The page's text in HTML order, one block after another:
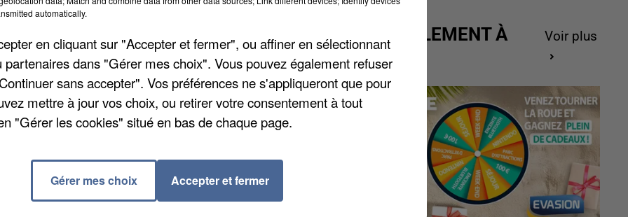
spéciale » (ou ZPS). Ces dernières visent à
sauvages. Elles servent aussi d'aires de
relais à des oiseaux migrateurs.En Seine-et-Marne, la
de l'ordre de 10%. La moyenne en France est
ACTUELLEMENT À
GAGNER
Voir plus
automatically.
en cliquant sur "Accepter et fermer", ou affiner en sélectionnant
partenaires dans "Gérer mes choix". Vous pouvez également refuser
sans accepter". Vos préférences ne s'appliqueront que pour
mettre à jour vos choix, ou retirer votre consentement à tout
"Gérer les cookies" situé en bas de chaque page.
Gérer mes choix Accepter et fermer